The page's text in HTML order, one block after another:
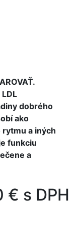
dobrého
ako
a iných
funkciu
a
€ s DPH